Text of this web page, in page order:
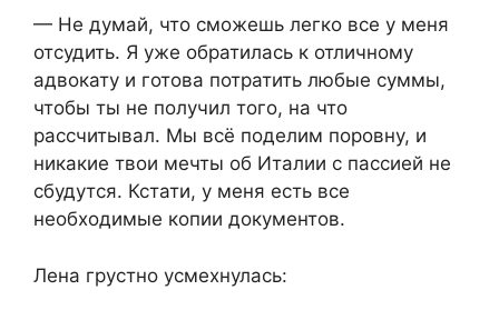
— Не думай, что сможешь легко все у меня
отсудить. Я уже обратилась к отличному
адвокату и готова потратить любые суммы,
чтобы ты не получил того, на что
рассчитывал. Мы всё поделим поровну, и
никакие твои мечты об Италии с пассией не
сбудутся. Кстати, у меня есть все
необходимые копии документов.
Лена грустно усмехнулась: